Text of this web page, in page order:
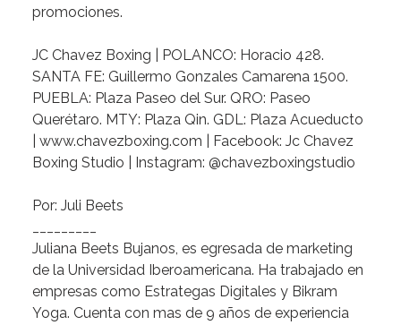
promociones.
JC Chavez Boxing | POLANCO: Horacio 428.
SANTA FE: Guillermo Gonzales Camarena 1500.
PUEBLA: Plaza Paseo del Sur. QRO: Paseo
Querétaro. MTY: Plaza Qin. GDL: Plaza Acueducto
www.chavezboxing.com | Facebook: Jc Chavez
Boxing Studio
| Instagram: @chavezboxingstudio
Por: Juli Beets
Juliana Beets Bujanos, es egresada de marketing
de la Universidad Iberoamericana. Ha trabajado en
empresas como Estrategas Digitales y Bikram
Yoga. Cuenta con mas de 9 años de experiencia